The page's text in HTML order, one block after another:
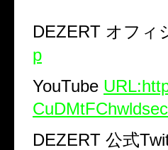
DEZERT オフィ
p
YouTube
DEZERT 公式